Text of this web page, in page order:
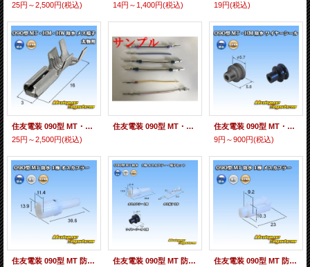
25円～2,500円(税込)
14円～1,400円(税込)
19円(税込)
住友電装 090型 MT・HM・HW 防水用 メス端子 太物用 適用電線サイズ：2.0mm2 / 材質：耐熱銅合金
25円～2,500円(税込)
住友電装 090型 MT・HM・HW 防水用 端子圧着加工
住友電装 090型 MT・HM 防水 ワイヤーシール 黒色 適用電線サイズ：AV 0.5-0.85mm2 AVS 0.5-1.25mm2 AVSS/AVSSX/AESSX 1.25-2mm2等
9円～900円(税込)
住友電装 090型 MT 防水 1極 オスカプラー
住友電装 090型 MT 防水 1極 オスカプラー・端子セット
住友電装 090型 MT 防水 1極 メスカプラー